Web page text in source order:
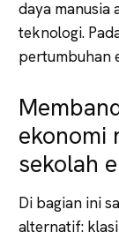
daya manusia
teknologi.
pertumbuhan
ekonomi
sekolah
Di bagian ini
alternatif: